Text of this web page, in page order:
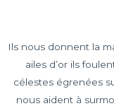
Ils nous donnent la
ailes d’or ils
célestes égrenées
nous aident à